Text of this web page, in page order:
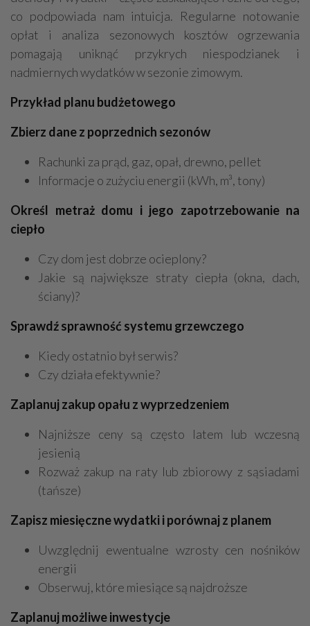
co podpowiada nam intuicja. Regularne notowanie
opłat i analiza sezonowych kosztów ogrzewania
pomagają uniknąć przykrych niespodzianek i
nadmiernych wydatków w sezonie zimowym.
Przykład planu budżetowego
Zbierz dane z poprzednich sezonów
Rachunki za prąd, gaz, opał, drewno, pellet
Informacje o zużyciu energii (kWh, m³, tony)
Określ metraż domu i jego zapotrzebowanie na
ciepło
Czy dom jest dobrze ocieplony?
Jakie są największe straty ciepła (okna, dach,
ściany)?
Sprawdź sprawność systemu grzewczego
Kiedy ostatnio był serwis?
Czy działa efektywnie?
Zaplanuj zakup opału z wyprzedzeniem
Najniższe ceny są często latem lub wczesną
jesienią
Rozważ zakup na raty lub zbiorowy z sąsiadami
(tańsze)
Zapisz miesięczne wydatki i porównaj z planem
Uwzględnij ewentualne wzrosty cen nośników
energii
Obserwuj, które miesiące są najdroższe
Zaplanuj możliwe inwestycje